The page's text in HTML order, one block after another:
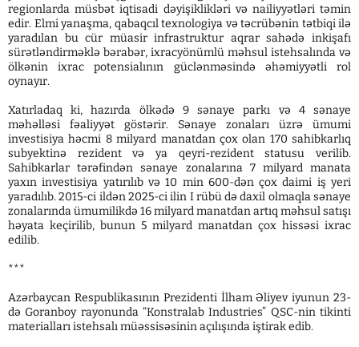
regionlarda müsbət iqtisadi dəyişiklikləri və nailiyyətləri təmin
edir. Elmi yanaşma, qabaqcıl texnologiya və təcrübənin tətbiqi ilə
yaradılan bu cür müasir infrastruktur aqrar sahədə inkişafı
sürətləndirməklə bərabər, ixracyönümlü məhsul istehsalında və
ölkənin ixrac potensialının güclənməsində əhəmiyyətli rol
oynayır.
Xatırladaq ki, hazırda ölkədə 9 sənaye parkı və 4 sənaye
məhəlləsi fəaliyyət göstərir. Sənaye zonaları üzrə ümumi
investisiya həcmi 8 milyard manatdan çox olan 170 sahibkarlıq
subyektinə rezident və ya qeyri-rezident statusu verilib.
Sahibkarlar tərəfindən sənaye zonalarına 7 milyard manata
yaxın investisiya yatırılıb və 10 min 600-dən çox daimi iş yeri
yaradılıb. 2015-ci ildən 2025-ci ilin I rübü də daxil olmaqla sənaye
zonalarında ümumilikdə 16 milyard manatdan artıq məhsul satışı
həyata keçirilib, bunun 5 milyard manatdan çox hissəsi ixrac
edilib.
***
Azərbaycan Respublikasının Prezidenti İlham Əliyev iyunun 23-
də Goranboy rayonunda "Konstralab Industries” QSC-nin tikinti
materialları istehsalı müəssisəsinin açılışında iştirak edib.